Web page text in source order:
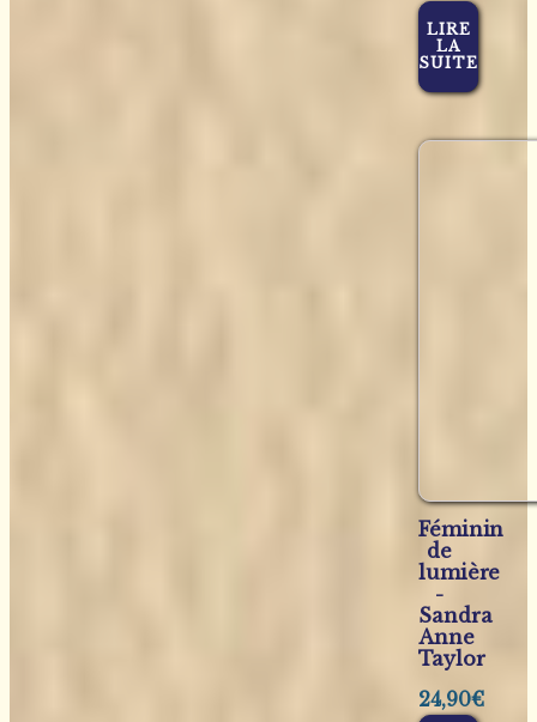
LIRE
LA
SUITE
Féminin
de
lumière
-
Sandra
Anne
Taylor
24,90€